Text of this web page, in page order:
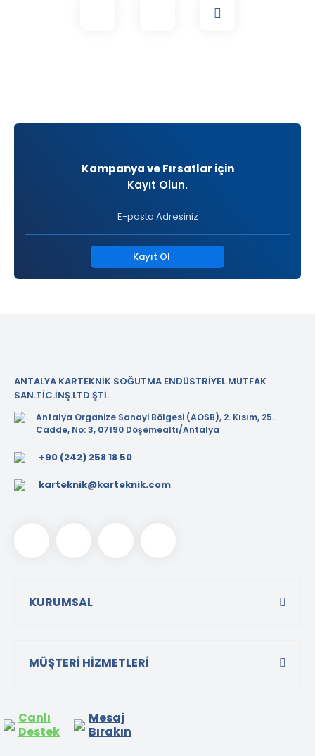
Kampanya ve Fırsatlar için
Kayıt Olun.
Kayıt Ol
ANTALYA KARTEKNİK SOĞUTMA ENDÜSTRİYEL MUTFAK
SAN.TİC.İNŞ.LTD.ŞTİ.
Antalya Organize Sanayi Bölgesi (AOSB), 2. Kısım, 25.
Cadde, No: 3, 07190 Döşemealtı/Antalya
+90 (242) 258 18 50
karteknik@karteknik.com
KURUMSAL
MÜŞTERİ HİZMETLERİ
Canlı
Destek
Mesaj
Bırakın